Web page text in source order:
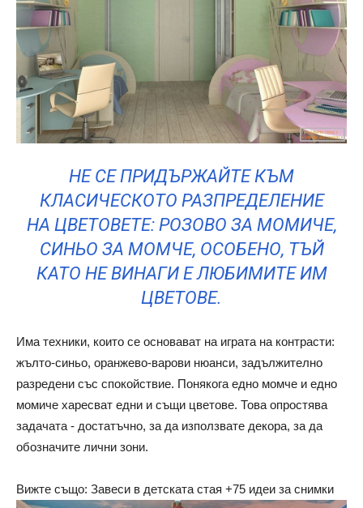
НЕ СЕ ПРИДЪРЖАЙТЕ КЪМ
КЛАСИЧЕСКОТО РАЗПРЕДЕЛЕНИЕ
НА ЦВЕТОВЕТЕ: РОЗОВО ЗА МОМИЧЕ,
СИНЬО ЗА МОМЧЕ, ОСОБЕНО, ТЪЙ
КАТО НЕ ВИНАГИ Е ЛЮБИМИТЕ ИМ
ЦВЕТОВЕ.
Има техники, които се основават на играта на контрасти:
жълто-синьо, оранжево-варови нюанси, задължително
разредени със спокойствие. Понякога едно момче и едно
момиче харесват едни и същи цветове. Това опростява
задачата - достатъчно, за да използвате декора, за да
обозначите лични зони.
Вижте също: Завеси в детската стая +75 идеи за снимки